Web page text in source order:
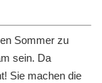
Sommer zu
sein. Da
Sie machen die